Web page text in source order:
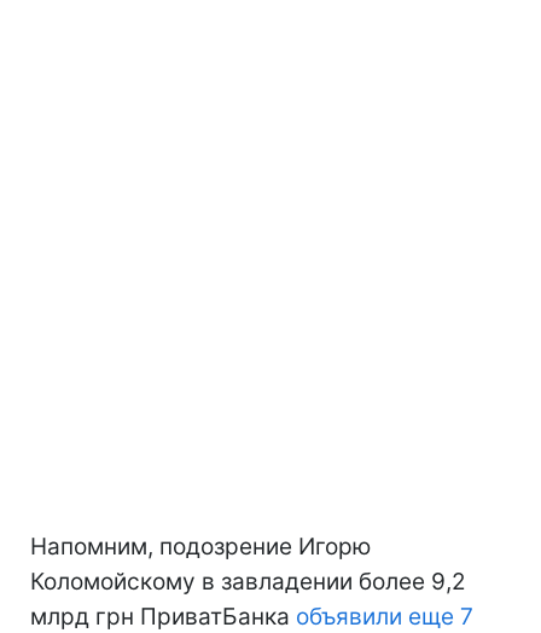
Напомним, подозрение Игорю
Коломойскому в завладении более 9,2
млрд грн ПриватБанка объявили еще 7